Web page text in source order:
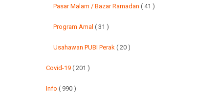
Pasar Malam / Bazar Ramadan ( 41 )
Program Amal ( 31 )
Usahawan PUBI Perak ( 20 )
Covid-19 ( 201 )
Info ( 990 )